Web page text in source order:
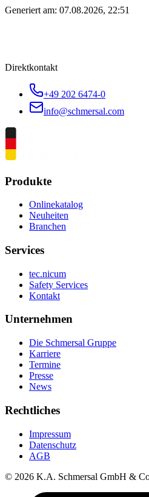
Generiert am: 07.08.2026, 22:51
Direktkontakt
+49 202 6474-0
info@schmersal.com
Produkte
Onlinekatalog
Neuheiten
Branchen
Services
tec.nicum
Safety Services
Kontakt
Unternehmen
Die Schmersal Gruppe
Karriere
Termine
Presse
News
Rechtliches
Impressum
Datenschutz
AGB
© 2026 K.A. Schmersal GmbH &